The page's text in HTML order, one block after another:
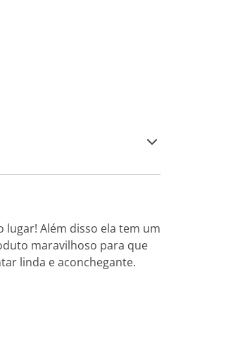
Além disso ela tem um
maravilhoso para que
linda e aconchegante.